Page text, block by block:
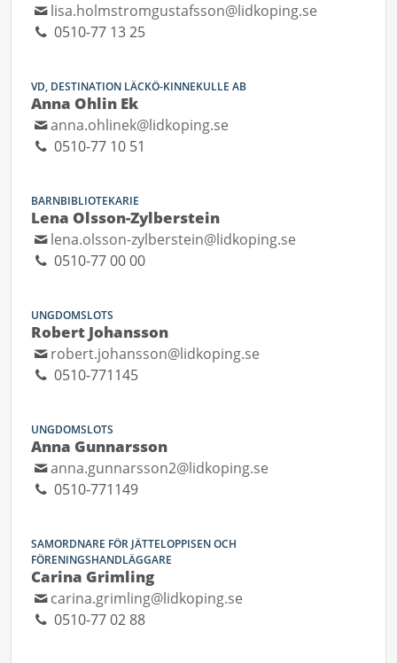
lisa.holmstromgustafsson@lidkoping.se
0510-77 13 25
VD, DESTINATION LÄCKÖ-KINNEKULLE AB
Anna Ohlin Ek
anna.ohlinek@lidkoping.se
0510-77 10 51
BARNBIBLIOTEKARIE
Lena Olsson-Zylberstein
lena.olsson-zylberstein@lidkoping.se
0510-77 00 00
UNGDOMSLOTS
Robert Johansson
robert.johansson@lidkoping.se
0510-771145
UNGDOMSLOTS
Anna Gunnarsson
anna.gunnarsson2@lidkoping.se
0510-771149
SAMORDNARE FÖR JÄTTELOPPISEN OCH
FÖRENINGSHANDLÄGGARE
Carina Grimling
carina.grimling@lidkoping.se
0510-77 02 88